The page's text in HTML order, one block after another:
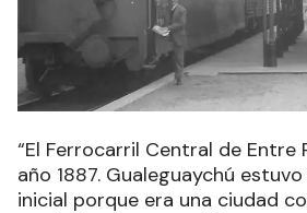
“El Ferrocarril Central de Entre
año 1887. Gualeguaychú
inicial porque era una ciudad